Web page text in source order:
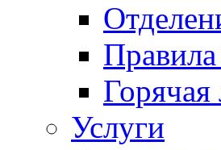
Услуги